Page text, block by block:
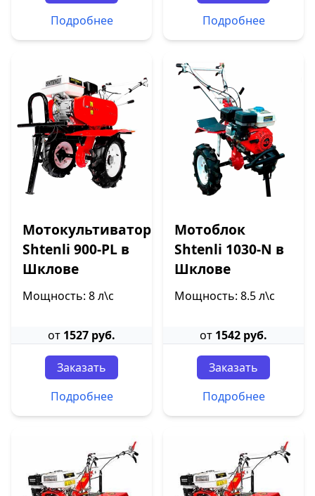
Подробнее
Подробнее
Мотокультиватор
Shtenli 900-PL в
Шклове
Мощность: 8 л\с
от 1527 руб.
Заказать
Подробнее
Мотоблок
Shtenli 1030-N в
Шклове
Мощность: 8.5 л\с
от 1542 руб.
Заказать
Подробнее